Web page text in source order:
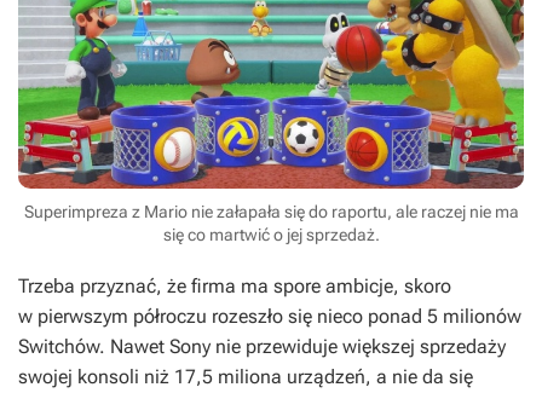
Superimpreza z Mario nie załapała się do raportu, ale raczej nie ma
się co martwić o jej sprzedaż.
Trzeba przyznać, że firma ma spore ambicje, skoro
w pierwszym półroczu rozeszło się nieco ponad 5 milionów
Switchów. Nawet Sony nie przewiduje większej sprzedaży
swojej konsoli niż 17,5 miliona urządzeń, a nie da się